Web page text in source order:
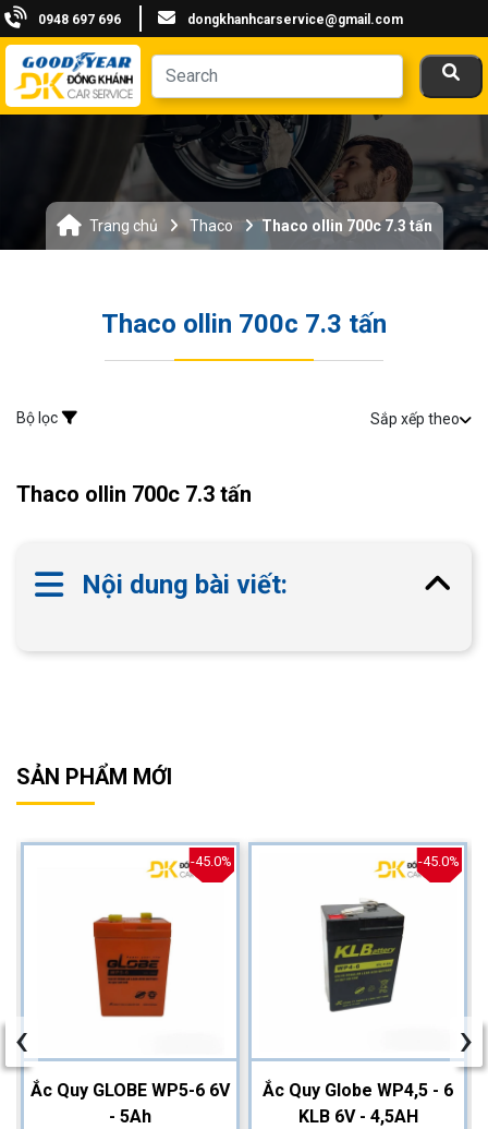
0948 697 696 dongkhanhcarservice@gmail.com
Trang chủ Thaco Thaco ollin 700c 7.3 tấn
Thaco ollin 700c 7.3 tấn
Bộ lọc Sắp xếp theo
Thaco ollin 700c 7.3 tấn
Nội dung bài viết:
SẢN PHẨM MỚI
-45.0%
Ắc Quy GLOBE WP5-6 6V
- 5Ah
-45.0%
Ắc Quy Globe WP4,5 - 6
KLB 6V - 4,5AH
‹ ›